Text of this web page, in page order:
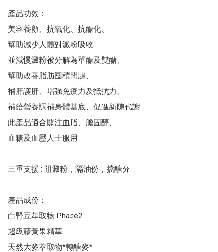
產品功效：
美容養顏、抗氧化、抗醣化、
幫助減少人體對澱粉吸收
並減慢澱粉被分解為單醣及雙醣、
幫助改善脂肪囤積問題、
補肝護肝、增強免疫力及抵抗力、
補給營養調補身體基底、促進新陳代謝
此產品適合關注血脂、膽固醇、
血糖及血壓人士服用
三重支援 : 阻澱粉，隔油份，擋醣分
產品成份：
白腎豆萃取物 Phase2
超級藤黃果精華
天然大麥萃取物*轉醣麥*